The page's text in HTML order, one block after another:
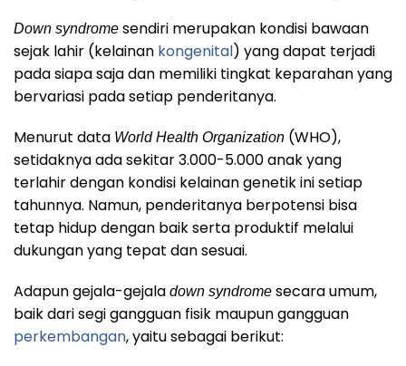
Down syndrome sendiri merupakan kondisi bawaan
sejak lahir (kelainan kongenital) yang dapat terjadi
pada siapa saja dan memiliki tingkat keparahan yang
bervariasi pada setiap penderitanya.
Menurut data World Health Organization (WHO),
setidaknya ada sekitar 3.000-5.000 anak yang
terlahir dengan kondisi kelainan genetik ini setiap
tahunnya. Namun, penderitanya berpotensi bisa
tetap hidup dengan baik serta produktif melalui
dukungan yang tepat dan sesuai.
Adapun gejala-gejala down syndrome secara umum,
baik dari segi gangguan fisik maupun gangguan
perkembangan, yaitu sebagai berikut: